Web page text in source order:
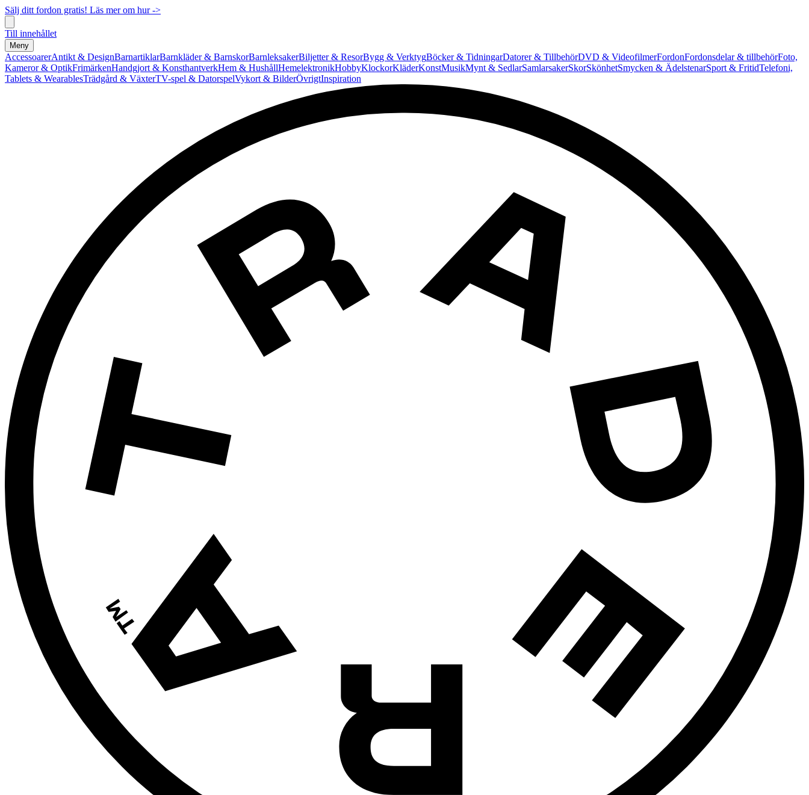
Sälj ditt fordon gratis! Läs mer om hur ->
Till innehållet
Meny
AccessoarerAntikt & DesignBarnartiklarBarnkläder & BarnskorBarnleksakerBiljetter & ResorBygg & VerktygBöcker & TidningarDatorer & TillbehörDVD & VideofilmerFordonFordonsdelar & tillbehörFoto,
Kameror & OptikFrimärkenHandgjort & KonsthantverkHem & HushållHemelektronikHobbyKlockorKläderKonstMusikMynt & SedlarSamlarsakerSkorSkönhetSmycken & ÄdelstenarSport & FritidTelefoni,
Tablets & WearablesTrädgård & VäxterTV-spel & DatorspelVykort & BilderÖvrigtInspiration